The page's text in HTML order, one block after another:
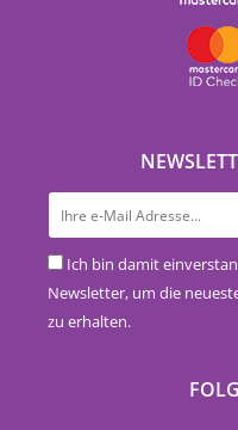
Ich bin damit
Newsletter, um die
zu erhalten.